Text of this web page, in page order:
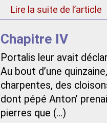
Lire la suite de l’article
Chapitre IV
Portalis leur avait
Au bout d’une
charpentes, des
dont pépé Anton’
pierres que (…)